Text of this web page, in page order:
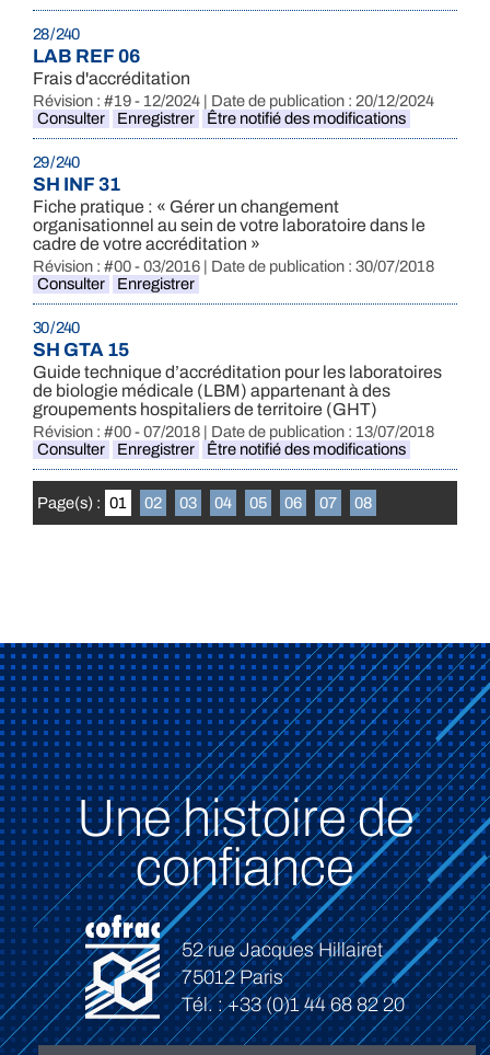
28 / 240
LAB REF 06
Frais d'accréditation
Révision : #19 - 12/2024 | Date de publication : 20/12/2024
Consulter
Enregistrer Être notifié des modifications
29 / 240
SH INF 31
Fiche pratique : « Gérer un changement
organisationnel au sein de votre laboratoire dans le
cadre de votre accréditation »
Révision : #00 - 03/2016 | Date de publication : 30/07/2018
Consulter
Enregistrer
30 / 240
SH GTA 15
Guide technique d’accréditation pour les laboratoires
de biologie médicale (LBM) appartenant à des
groupements hospitaliers de territoire (GHT)
Révision : #00 - 07/2018 | Date de publication : 13/07/2018
Consulter
Enregistrer Être notifié des modifications
Page(s) : 01 02 03 04 05 06 07 08
Une histoire de
confiance
52 rue Jacques Hillairet
75012 Paris
Tél. : +33 (0)1 44 68 82 20